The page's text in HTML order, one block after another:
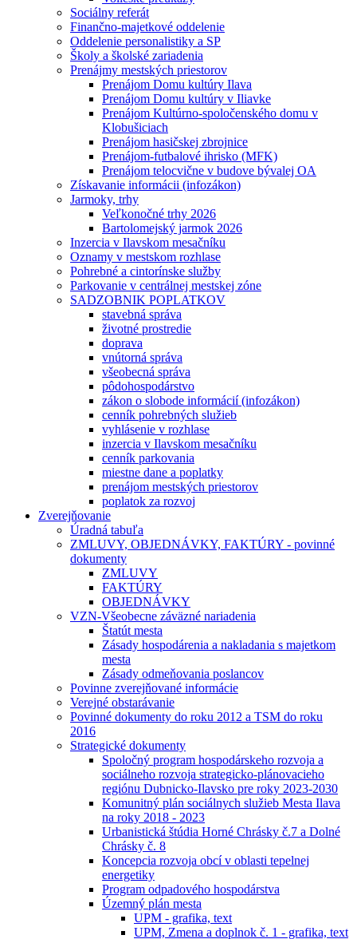
Sociálny referát
Finančno-majetkové oddelenie
Oddelenie personalistiky a SP
Školy a školské zariadenia
Prenájmy mestských priestorov
Prenájom Domu kultúry Ilava
Prenájom Domu kultúry v Iliavke
Prenájom Kultúrno-spoločenského domu v
Klobušiciach
Prenájom hasičskej zbrojnice
Prenájom-futbalové ihrisko (MFK)
Prenájom telocvične v budove bývalej OA
Získavanie informácii (infozákon)
Jarmoky, trhy
Veľkonočné trhy 2026
Bartolomejský jarmok 2026
Inzercia v Ilavskom mesačníku
Oznamy v mestskom rozhlase
Pohrebné a cintorínske služby
Parkovanie v centrálnej mestskej zóne
SADZOBNIK POPLATKOV
stavebná správa
životné prostredie
doprava
vnútorná správa
všeobecná správa
pôdohospodárstvo
zákon o slobode informácií (infozákon)
cenník pohrebných služieb
vyhlásenie v rozhlase
inzercia v Ilavskom mesačníku
cenník parkovania
miestne dane a poplatky
prenájom mestských priestorov
poplatok za rozvoj
Zverejňovanie
Úradná tabuľa
ZMLUVY, OBJEDNÁVKY, FAKTÚRY - povinné
dokumenty
ZMLUVY
FAKTÚRY
OBJEDNÁVKY
VZN-Všeobecne záväzné nariadenia
Štatút mesta
Zásady hospodárenia a nakladania s majetkom
mesta
Zásady odmeňovania poslancov
Povinne zverejňované informácie
Verejné obstarávanie
Povinné dokumenty do roku 2012 a TSM do roku
2016
Strategické dokumenty
Spoločný program hospodárskeho rozvoja a
sociálneho rozvoja strategicko-plánovacieho
regiónu Dubnicko-Ilavsko pre roky 2023-2030
Komunitný plán sociálnych služieb Mesta Ilava
na roky 2018 - 2023
Urbanistická štúdia Horné Chrásky č.7 a Dolné
Chrásky č. 8
Koncepcia rozvoja obcí v oblasti tepelnej
energetiky
Program odpadového hospodárstva
Územný plán mesta
UPM - grafika, text
UPM, Zmena a doplnok č. 1 - grafika, text